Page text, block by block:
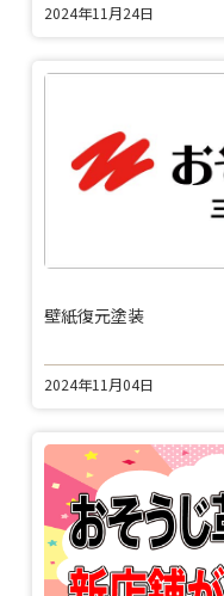
2024年11月24日
壁紙復元塗装
2024年11月04日